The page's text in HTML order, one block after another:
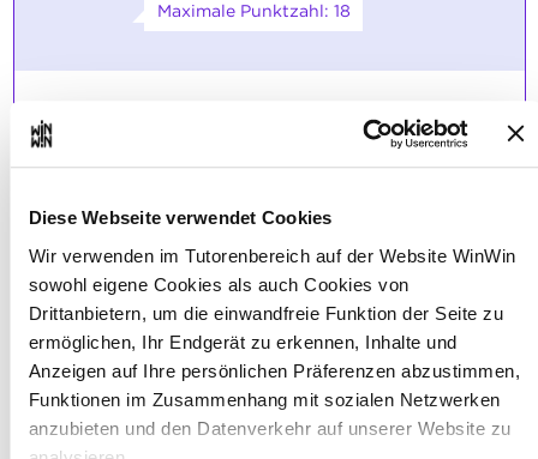
Diese Webseite verwendet Cookies
Wir verwenden im Tutorenbereich auf der Website WinWin
sowohl eigene Cookies als auch Cookies von
Drittanbietern, um die einwandfreie Funktion der Seite zu
ermöglichen, Ihr Endgerät zu erkennen, Inhalte und
Anzeigen auf Ihre persönlichen Präferenzen abzustimmen,
Funktionen im Zusammenhang mit sozialen Netzwerken
anzubieten und den Datenverkehr auf unserer Website zu
Maximale Punktzahl: 18
Er plant unter Anleitung und in Absprache
mit dem Pflegeteam die Durchführung von
Ausbildungsstand angemessen sind.
Pflegetechnik korrekt in der Praxis
anwenden.
Bei der Durchführung einer Technik wird
auf: Benötigtes Arbeitsmaterial logischen
Ablauf, Hygiene, Sicherheit, Wohlbefinden,
Installation des Pflegeempfängers,
Wahrung der Intim- und Privatsphäre des
Pflegempfängers ergonomische Richtlinien